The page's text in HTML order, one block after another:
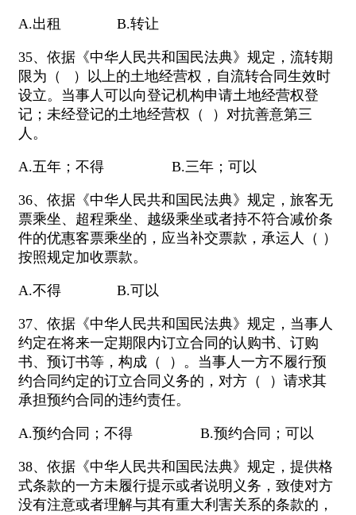
A.出租 B.转让
35、依据《中华人民共和国民法典》规定，流转期
限为（ ）以上的土地经营权，自流转合同生效时
设立。当事人可以向登记机构申请土地经营权登
记；未经登记的土地经营权（ ）对抗善意第三
人。
A.五年；不得 B.三年；可以
36、依据《中华人民共和国民法典》规定，旅客无
票乘坐、超程乘坐、越级乘坐或者持不符合减价条
件的优惠客票乘坐的，应当补交票款，承运人（ ）
按照规定加收票款。
A.不得 B.可以
37、依据《中华人民共和国民法典》规定，当事人
约定在将来一定期限内订立合同的认购书、订购
书、预订书等，构成（ ）。当事人一方不履行预
约合同约定的订立合同义务的，对方（ ）请求其
承担预约合同的违约责任。
A.预约合同；不得 B.预约合同；可以
38、依据《中华人民共和国民法典》规定，提供格
式条款的一方未履行提示或者说明义务，致使对方
没有注意或者理解与其有重大利害关系的条款的，